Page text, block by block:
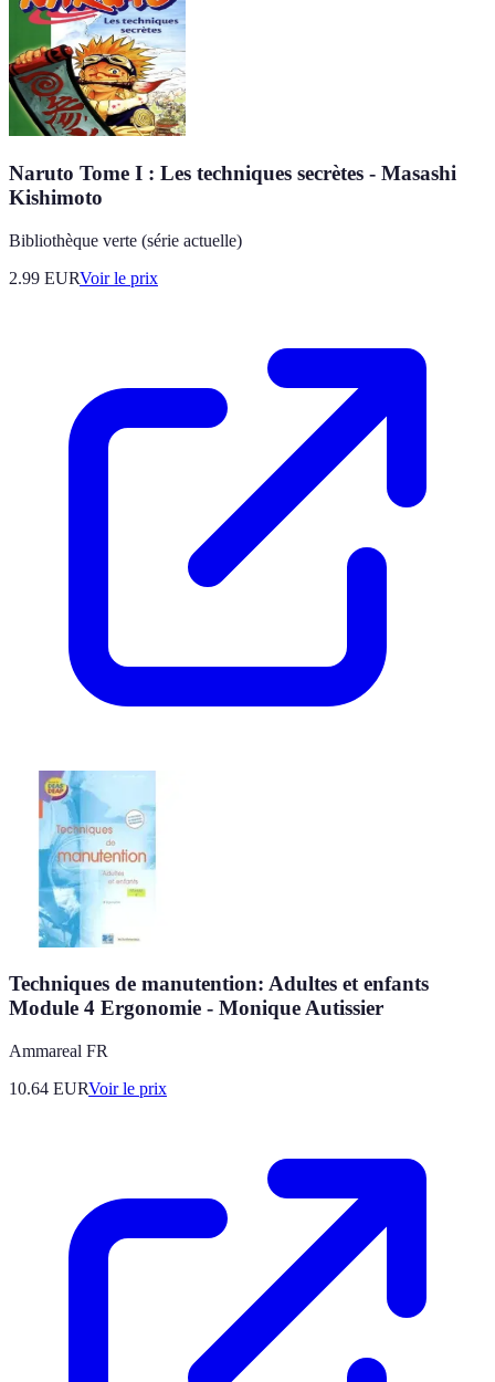
Naruto Tome I : Les techniques secrètes - Masashi
Kishimoto
Bibliothèque verte (série actuelle)
2.99 EURVoir le prix
Techniques de manutention: Adultes et enfants
Module 4 Ergonomie - Monique Autissier
Ammareal FR
10.64 EURVoir le prix